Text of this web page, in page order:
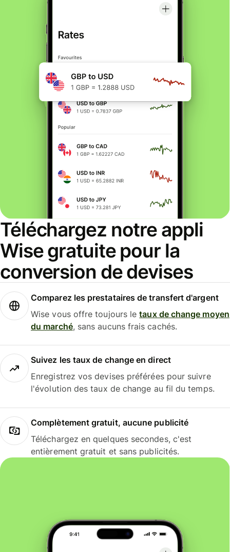
Téléchargez notre appli
Wise gratuite pour la
conversion de devises
Comparez les prestataires de transfert d'argent
Wise vous offre toujours letaux de change moyen
du marché, sans aucuns frais cachés.
Suivez les taux de change en direct
Enregistrez vos devises préférées pour suivre
l'évolution des taux de change au fil du temps.
Complètement gratuit, aucune publicité
Téléchargez en quelques secondes, c'est
entièrement gratuit et sans publicités.